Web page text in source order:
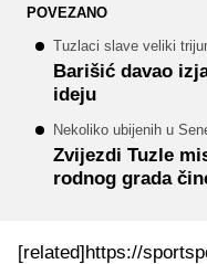
POVEZANO
Tuzlaci slave veliki
Barišić davao
ideju
Nekoliko ubijenih u
Zvijezdi Tuzle
rodnog grada
[related]https://